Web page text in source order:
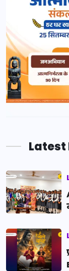
Latest